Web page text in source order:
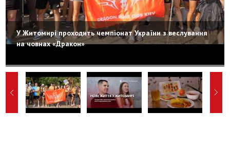
У Житомирі проходить чемпіонат України з веслування
на човнах «Дракон»